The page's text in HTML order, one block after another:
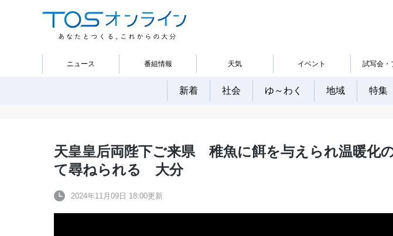
ニュース 番組情報 天気 イベント 試写会・
新着 社会 ゆ～わく 地域 特集
天皇皇后両陛下ご来県 稚魚に餌を与えられ温暖化
て尋ねられる 大分
2024年11月09日 18:00更新